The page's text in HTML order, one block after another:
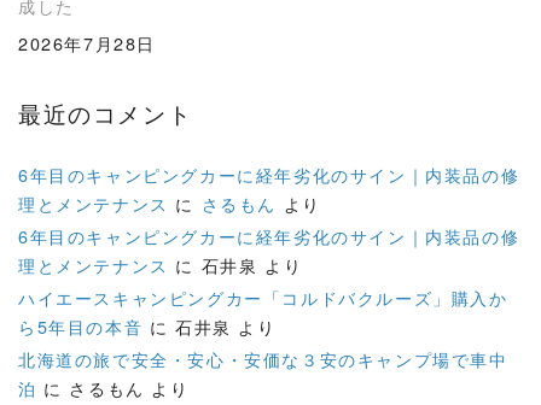
成した
2026年7月28日
最近のコメント
6年目のキャンピングカーに経年劣化のサイン｜内装品の修
理とメンテナンス に さるもん より
6年目のキャンピングカーに経年劣化のサイン｜内装品の修
理とメンテナンス に 石井泉 より
ハイエースキャンピングカー「コルドバクルーズ」購入か
ら5年目の本音 に石井泉 より
北海道の旅で安全・安心・安価な３安のキャンプ場で車中
泊 に さるもん より